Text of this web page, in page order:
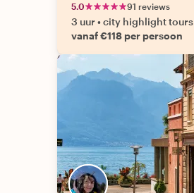
5.0 91 reviews
3 uur •city highlight tours
vanaf €118 per persoon